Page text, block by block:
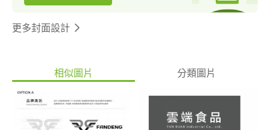
更多封面設計
相似圖片 分類圖片